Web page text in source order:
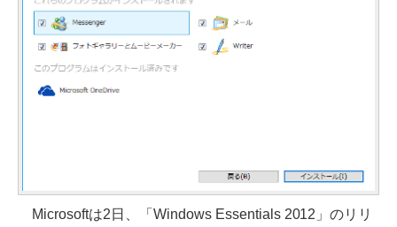
Microsoftは2日、「Windows Essentials 2012」のリリ